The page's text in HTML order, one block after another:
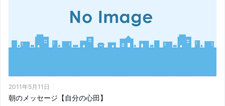
2011年5月11日
朝のメッセージ【自分の心田】